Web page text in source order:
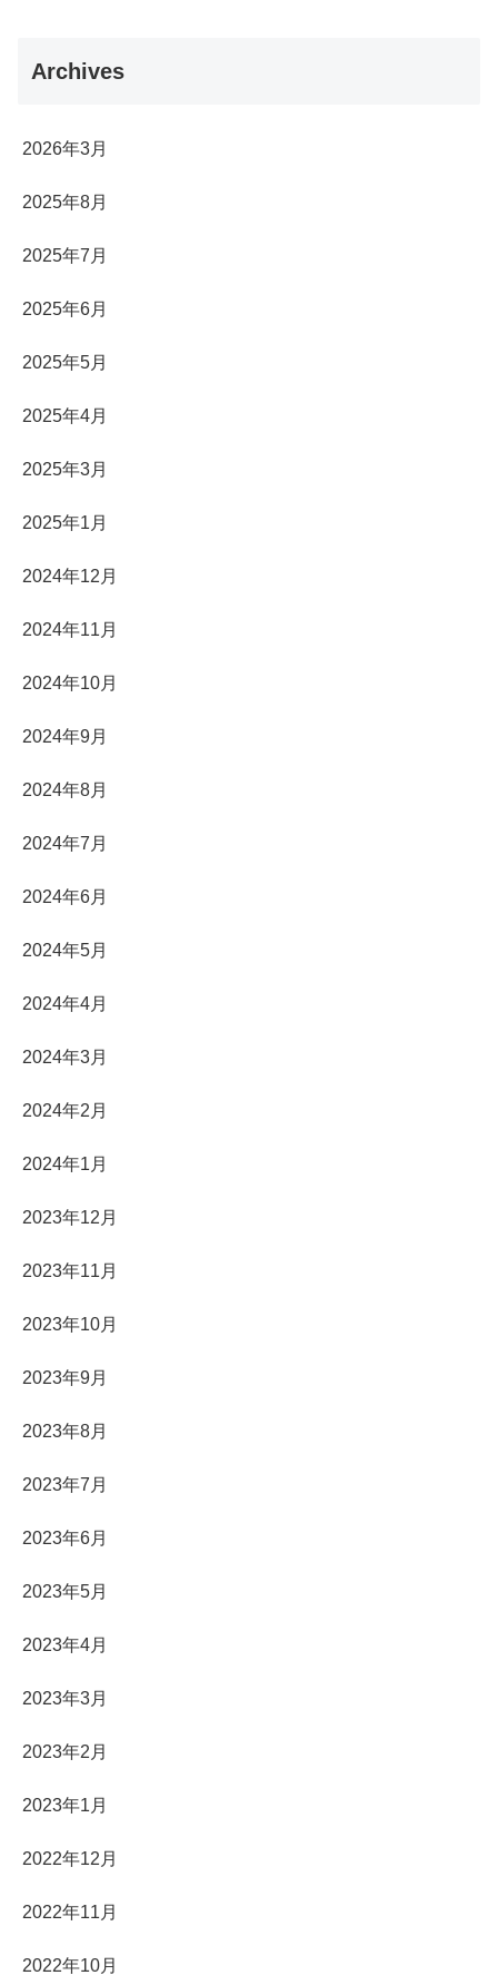
Archives
2026年3月
2025年8月
2025年7月
2025年6月
2025年5月
2025年4月
2025年3月
2025年1月
2024年12月
2024年11月
2024年10月
2024年9月
2024年8月
2024年7月
2024年6月
2024年5月
2024年4月
2024年3月
2024年2月
2024年1月
2023年12月
2023年11月
2023年10月
2023年9月
2023年8月
2023年7月
2023年6月
2023年5月
2023年4月
2023年3月
2023年2月
2023年1月
2022年12月
2022年11月
2022年10月